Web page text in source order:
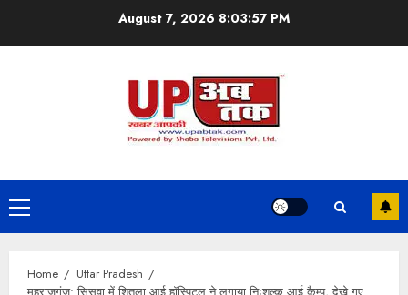
August 7, 2026 8:03:58 PM
Primary
Menu
Home
Uttar Pradesh